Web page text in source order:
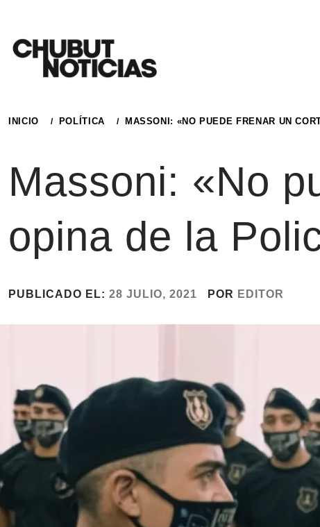
contenido
INICIO POLÍTICA MASSONI: «NO PUEDE FRENAR UN
Massoni: «No
opina de la
PUBLICADO EL: 28 JULIO, 2021 POR EDITOR